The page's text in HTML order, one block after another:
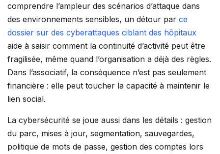
comprendre l’ampleur des scénarios d’attaque dans
des environnements sensibles, un détour par ce
dossier sur des cyberattaques ciblant des hôpitaux
aide à saisir comment la continuité d’activité peut être
fragilisée, même quand l’organisation a déjà des règles.
Dans l’associatif, la conséquence n’est pas seulement
financière : elle peut toucher la capacité à maintenir le
lien social.
La cybersécurité se joue aussi dans les détails : gestion
du parc, mises à jour, segmentation, sauvegardes,
politique de mots de passe, gestion des comptes lors